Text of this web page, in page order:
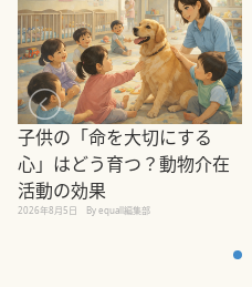
子供の「命を大切にする
心」はどう育つ？動物介在
活動の効果
2026年8月5日 By equall編集部